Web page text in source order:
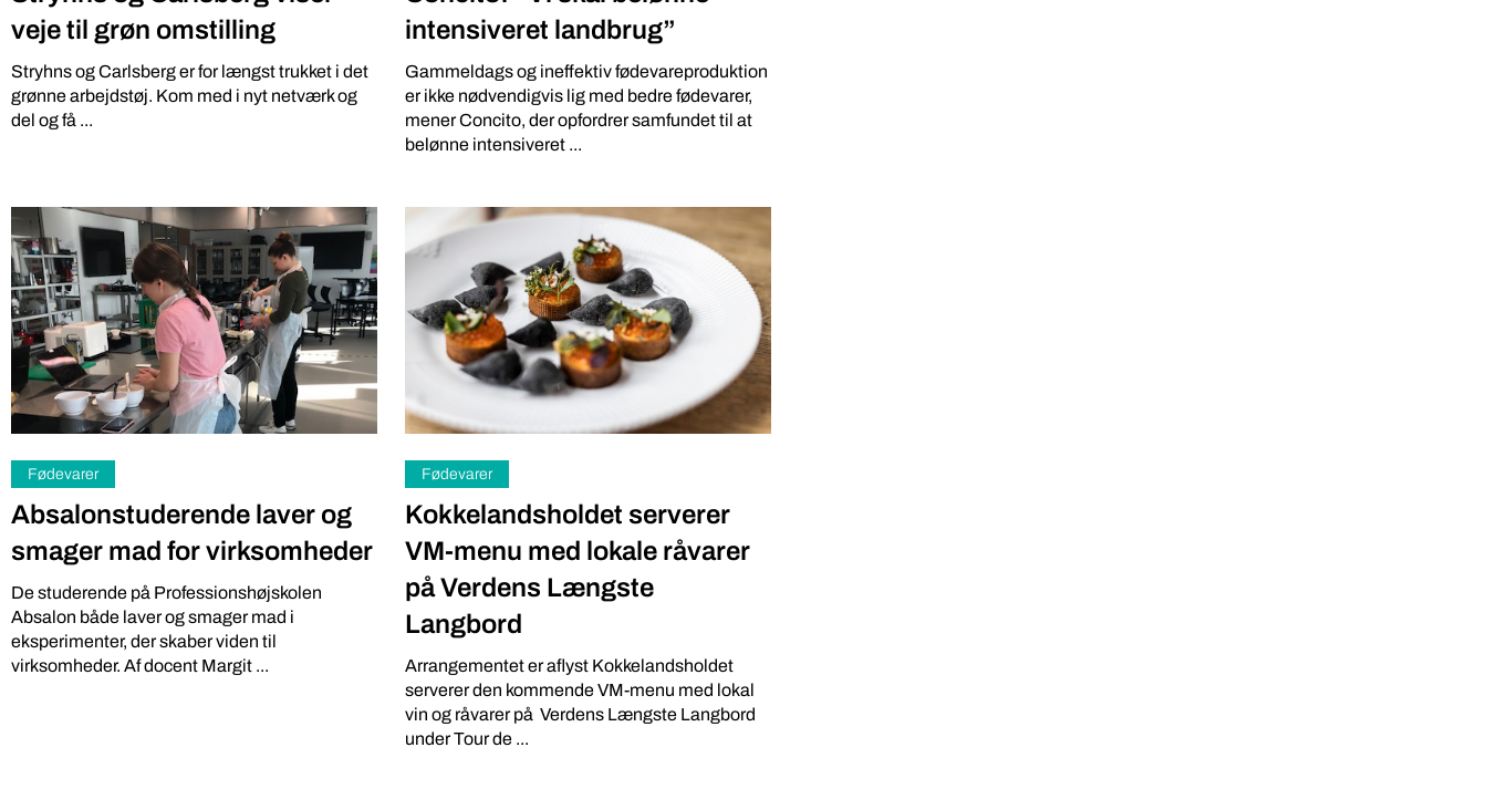
veje til grøn omstilling
Stryhns og Carlsberg er for længst trukket i det
grønne arbejdstøj. Kom med i nyt netværk og
del og få ...
intensiveret landbrug”
Gammeldags og ineffektiv fødevareproduktion
er ikke nødvendigvis lig med bedre fødevarer,
mener Concito, der opfordrer samfundet til at
belønne intensiveret ...
Fødevarer
Absalonstuderende laver og
smager mad for virksomheder
De studerende på Professionshøjskolen
Absalon både laver og smager mad i
eksperimenter, der skaber viden til
virksomheder. Af docent Margit ...
Fødevarer
Kokkelandsholdet serverer
VM-menu med lokale råvarer
på Verdens Længste
Langbord
Arrangementet er aflyst Kokkelandsholdet
serverer den kommende VM-menu med lokal
vin og råvarer på Verdens Længste Langbord
under Tour de ...